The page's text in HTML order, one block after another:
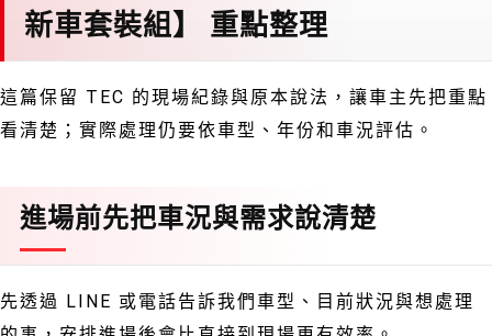
新車套裝組】 重點整理
這篇保留 TEC 的現場紀錄與原本說法，讓車主先把重點
看清楚；實際處理仍要依車型、年份和車況評估。
進場前先把車況與需求說清楚
先透過 LINE 或電話告訴我們車型、目前狀況與想處理